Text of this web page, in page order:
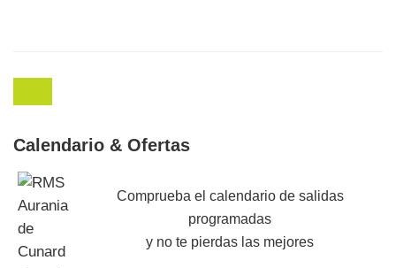
Calendario & Ofertas
Comprueba el calendario de salidas
programadas
y no te pierdas las mejores